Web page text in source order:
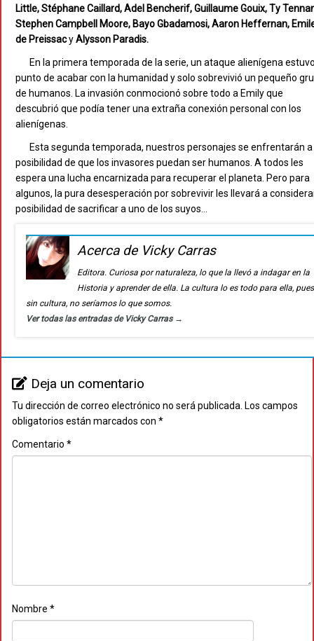
Little, Stéphane Caillard, Adel Bencherif, Guillaume Gouix, Ty
Stephen Campbell Moore, Bayo Gbadamosi, Aaron Heffernan,
de PreissacyAlysson Paradis.
En la primera temporada de la serie, un ataque alienígena
punto de acabar con la humanidad y solo sobrevivió un pequeño
de humanos. La invasión conmocionó sobre todo a Emily que
descubrió que podía tener una extraña conexión personal con los
alienígenas.
Esta segunda temporada, nuestros personajes se enfrentarán a
posibilidad de que los invasores puedan ser humanos. A todos les
espera una lucha encarnizada para recuperar el planeta. Pero para
algunos, la pura desesperación por sobrevivir les llevará a
posibilidad de sacrificar a uno de los suyos…
Acerca de Vicky Carras
Editora. Curiosa por naturaleza, lo que la llevó a indagar en la
Historia y aprender de ella. La cultura lo es todo para ella, pues
sin cultura, no seríamos lo que somos.
Ver todas las entradas de Vicky Carras →
Deja un comentario
Tu dirección de correo electrónico no será publicada. Los campos
obligatorios están marcados con *
Comentario *
Nombre *